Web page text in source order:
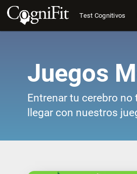
Test Cognitivos
Juegos
Entrenar tu cerebro
llegar con nuestros